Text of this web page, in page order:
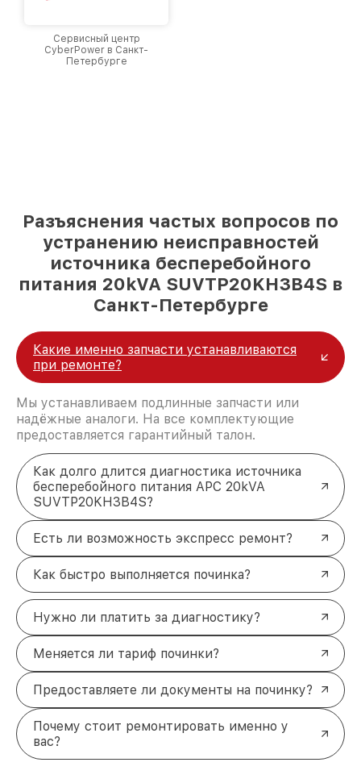
Сервисный центр
CyberPower в Санкт-
Петербурге
Разъяснения частых вопросов по
устранению неисправностей
источника бесперебойного
питания 20kVA SUVTP20KH3B4S в
Санкт-Петербурге
Какие именно запчасти устанавливаются
при ремонте?
Мы устанавливаем подлинные запчасти или
надёжные аналоги. На все комплектующие
предоставляется гарантийный талон.
Как долго длится диагностика источника
бесперебойного питания APC 20kVA
SUVTP20KH3B4S?
Есть ли возможность экспресс ремонт?
Как быстро выполняется починка?
Нужно ли платить за диагностику?
Меняется ли тариф починки?
Предоставляете ли документы на починку?
Почему стоит ремонтировать именно у
вас?